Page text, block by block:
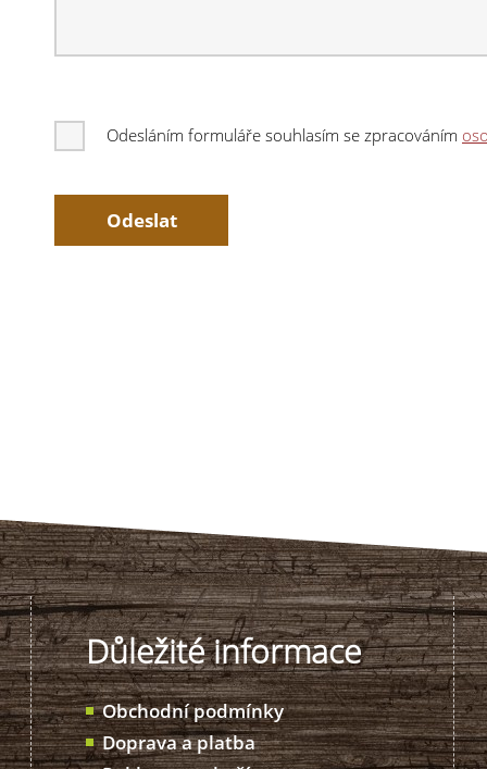
Odesláním formuláře souhlasím se zpracováním
Důležité informace
Obchodní podmínky
Doprava a platba